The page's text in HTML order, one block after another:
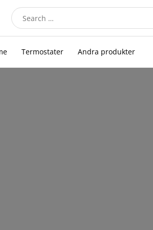
Search
Termostater Andra produkter